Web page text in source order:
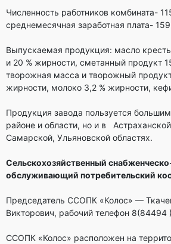
Численность работников комбината-
среднемесячная заработная плата-
Выпускаемая продукция: масло
и 20 % жирности, сметанный продукт
творожная масса и творожный
жирности, молоко 3,2 % жирности,
Продукция завода пользуется
районе и области, но и в
Самарской, Ульяновской областях.
Сельскохозяйственный
обслуживающий потребительский
Председатель ССОПК «Колос» —
Викторович, рабочий телефон
ССОПК «Колос» расположен на